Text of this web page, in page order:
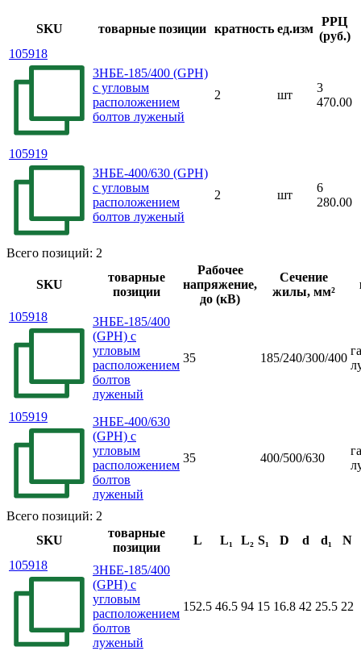
SKU товарные позиции кратность ед.изм
РРЦ
(руб.)
105918
3НБЕ-185/400 (GPH)
с угловым
расположением
болтов луженый
2 шт
3
470.00
105919
3НБЕ-400/630 (GPH)
с угловым
расположением
болтов луженый
2 шт
6
280.00
Всего позиций: 2
SKU
товарные
позиции
Рабочее
напряжение,
до (кВ)
Сечение
жилы, мм²
105918
3НБЕ-185/400
(GPH) с
угловым
расположением
болтов
луженый
35 185/240/300/400
105919
3НБЕ-400/630
(GPH) с
угловым
расположением
болтов
луженый
35 400/500/630
Всего позиций: 2
SKU
товарные
позиции
L L₁ L₂ S₁ D d d₁
N
105918
3НБЕ-185/400
(GPH) с
угловым
расположением
болтов
луженый
152.5 46.5 94 15 16.8 42 25.5 22